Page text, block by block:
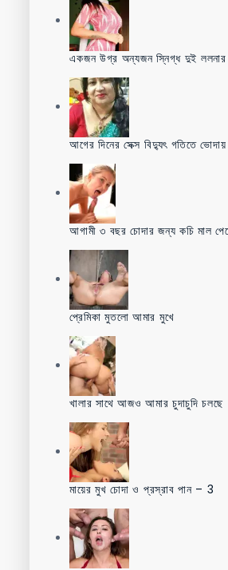
একজন উগ্র অন্যজন স্নিগ্ধ দুই ললনার
আগের দিনের সেক্স বিদ্যুৎ গতিতে
আগামী ৩ বছর চোদার জন্য কচি মাল
প্রেমিকা মুতলো আমার মুখে
খালার সাথে আজও আমার চুদাচুদি চলছে
মায়ের মুখ চোদা ও প্রস্রাব পান – 3